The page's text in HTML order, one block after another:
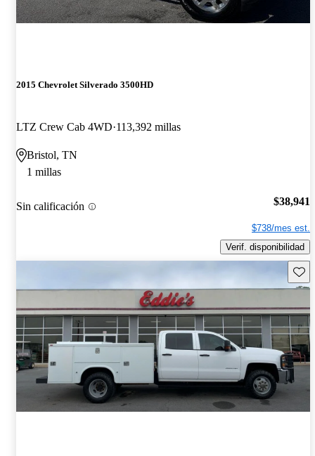
2015 Chevrolet Silverado 3500HD
LTZ Crew Cab 4WD 113,392 millas
Bristol, TN
1 millas
Sin calificación $38,941
$738/mes est.
Verif. disponibilidad